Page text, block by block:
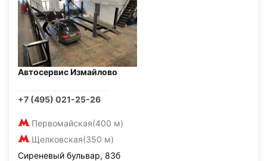
Автосервис Измайлово
+7 (495) 021-25-26
Первомайская(400 м)
Щелковская(350 м)
Сиреневый бульвар, 83б